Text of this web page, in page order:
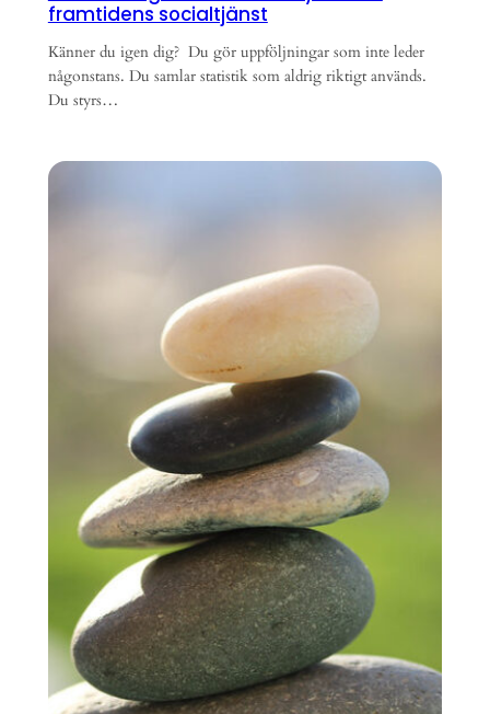
framtidens socialtjänst
Känner du igen dig? Du gör uppföljningar som inte leder
någonstans. Du samlar statistik som aldrig riktigt används.
Du styrs…